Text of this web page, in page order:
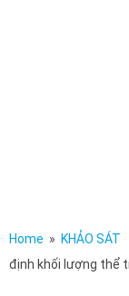
Home » KHẢO SÁT
định khối lượng thể